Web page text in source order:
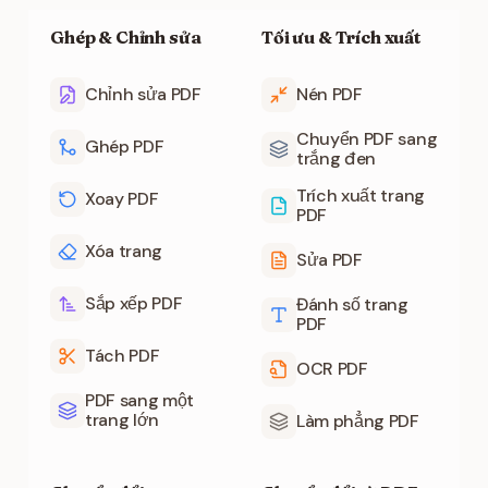
Ghép & Chỉnh sửa
Chỉnh sửa PDF
Ghép PDF
Xoay PDF
Xóa trang
Sắp xếp PDF
Tách PDF
PDF sang một
trang lớn
Tối ưu & Trích xuất
Nén PDF
Chuyển PDF sang
trắng đen
Trích xuất trang
PDF
Sửa PDF
Đánh số trang
PDF
OCR PDF
Làm phẳng PDF